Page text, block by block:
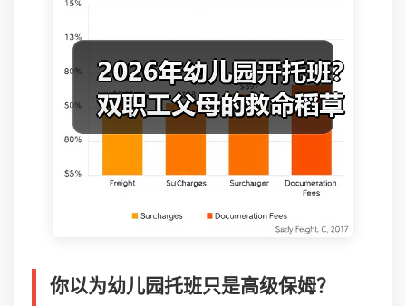
你以为幼儿园托班只是高级保姆？